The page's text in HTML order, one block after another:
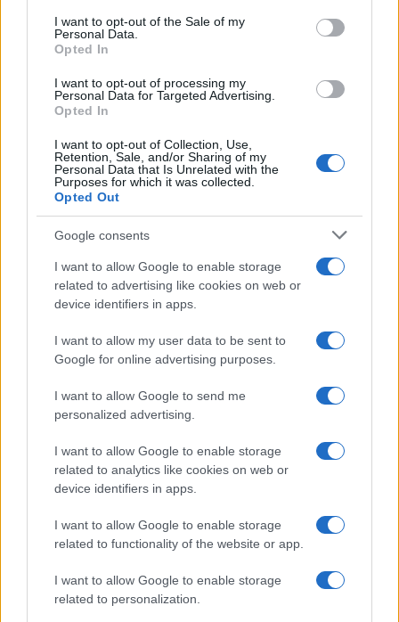
consent section.
I want to opt-out of the Sale of my
Personal Data.
Opted In
I want to opt-out of processing my
Personal Data for Targeted Advertising.
Opted In
I want to opt-out of Collection, Use,
Retention, Sale, and/or Sharing of my
Personal Data that Is Unrelated with the
Purposes for which it was collected.
Opted Out
Google consents
I want to allow Google to enable storage
related to advertising like cookies on web or
device identifiers in apps.
I want to allow my user data to be sent to
Google for online advertising purposes.
I want to allow Google to send me
personalized advertising.
I want to allow Google to enable storage
related to analytics like cookies on web or
device identifiers in apps.
I want to allow Google to enable storage
related to functionality of the website or app.
I want to allow Google to enable storage
related to personalization.
sotto soglia accettabile, assenza di
peggioramento a 24 ore e ritorno graduale a
volumee intensità. In questi casi, la pazienza è
una forma di forza.
Riepilogo operativo: la rotta
sostenibile
Per uscire dalfitness tossicoservono tre mosse:
1) ascoltare i segnali di
e rispondere
con giorni facili o deload; 2) sostituire i
10.000
con indicatori più ricchi — minuti di
intensità, sonno, RHR/HRV, RPE; 3) organizzare il
recupero come parte dell’allenamento, non come
ripiego. La misura del successo non è l’eroismo
quotidiano, ma la capacità di migliorare
mantenendo lucidità, serenità e stabilità
energetica. Quando il corpo collabora e la mente
è chiara, la prestazione segue. E dura.
Francesca Lombardi
Francesca Lombardi, fiorentina, prese appunti
tecnici dal primo box di un circuito toscano e